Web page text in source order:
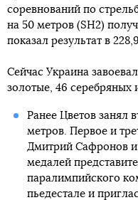
соревнований по
на 50 метров (SH2)
показал результат в
Сейчас Украина
золотые, 46 серебряных
Ранее Цветов занял
метров. Первое и
Дмитрий Сафронов
медалей
паралимпийского
пьедестале и